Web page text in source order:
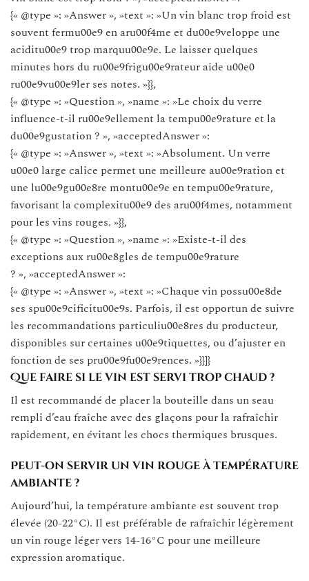
{« @type »: »Answer », »text »: »Un vin blanc trop froid est
souvent fermu00e9 en aru00f4me et du00e9veloppe une
aciditu00e9 trop marquu00e9e. Le laisser quelques
minutes hors du ru00e9frigu00e9rateur aide u00e0
ru00e9vu00e9ler ses notes. »}},
{« @type »: »Question », »name »: »Le choix du verre
influence-t-il ru00e9ellement la tempu00e9rature et la
du00e9gustation ? », »acceptedAnswer »:
{« @type »: »Answer », »text »: »Absolument. Un verre
u00e0 large calice permet une meilleure au00e9ration et
une lu00e9gu00e8re montu00e9e en tempu00e9rature,
favorisant la complexitu00e9 des aru00f4mes, notamment
pour les vins rouges. »}},
{« @type »: »Question », »name »: »Existe-t-il des
exceptions aux ru00e8gles de tempu00e9rature
? », »acceptedAnswer »:
{« @type »: »Answer », »text »: »Chaque vin possu00e8de
ses spu00e9cificitu00e9s. Parfois, il est opportun de suivre
les recommandations particuliu00e8res du producteur,
disponibles sur certaines u00e9tiquettes, ou d’ajuster en
fonction de ses pru00e9fu00e9rences. »}}]}
Que faire si le vin est servi trop chaud ?
Il est recommandé de placer la bouteille dans un seau
rempli d’eau fraîche avec des glaçons pour la rafraîchir
rapidement, en évitant les chocs thermiques brusques.
Peut-on servir un vin rouge à température
ambiante ?
Aujourd’hui, la température ambiante est souvent trop
élevée (20-22°C). Il est préférable de rafraîchir légèrement
un vin rouge léger vers 14-16°C pour une meilleure
expression aromatique.